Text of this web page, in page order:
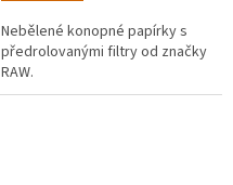
Nebělené konopné papírky s
předrolovanými filtry od značky
RAW.